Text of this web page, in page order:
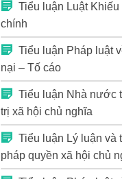
Tiểu luận Luật
chính
Tiểu luận Pháp luật
nại – Tố cáo
Tiểu luận Nhà nước
trị xã hội chủ nghĩa
Tiểu luận Lý luận
pháp quyền xã hội chủ